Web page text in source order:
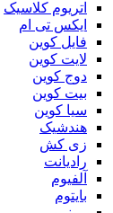
اتریوم کلاسیک
ایکس تی ام
فایل کوین
لایت کوین
دوج کوین
بیت کوین
سیا کوین
هندشیک
زی کش
رادیانت
آلفیوم
بایتوم